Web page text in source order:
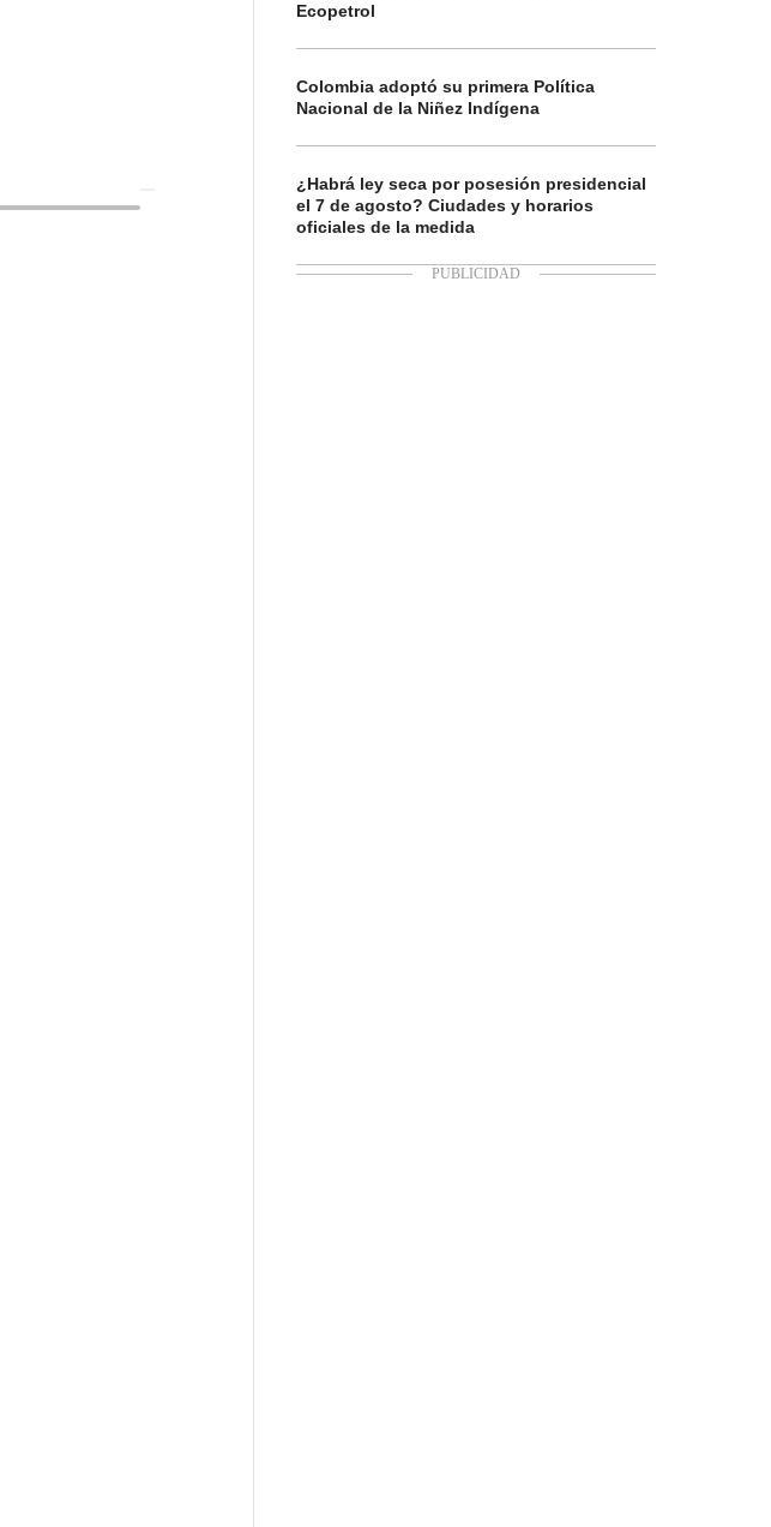
Ecopetrol
Colombia adoptó su primera Política
Nacional de la Niñez Indígena
¿Habrá ley seca por posesión presidencial
el 7 de agosto? Ciudades y horarios
oficiales de la medida